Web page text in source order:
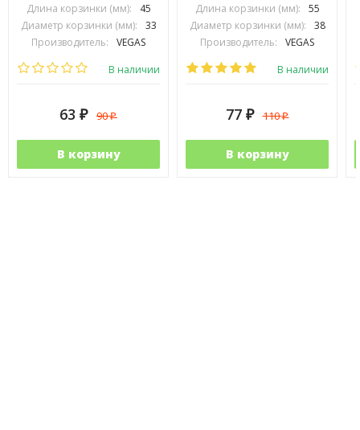
Длина корзинки (мм):
45
Диаметр корзинки (мм):
33
Производитель:
VEGAS
В наличии
63 ₽ 90₽
В корзину
Длина корзинки (мм):
55
Диаметр корзинки (мм):
38
Производитель:
VEGAS
В наличии
77 ₽ 110₽
В корзину